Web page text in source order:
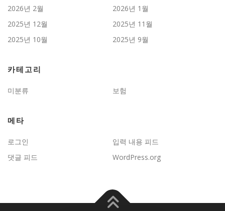
2026년 2월
2026년 1월
2025년 12월
2025년 11월
2025년 10월
2025년 9월
카테고리
미분류 보험
메타
로그인
입력 내용 피드
댓글 피드
WordPress.org